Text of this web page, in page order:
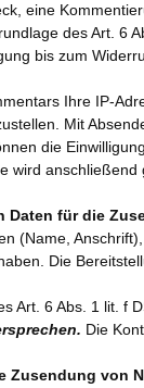
eine
des Art. 6
bis zum
Ihre IP-
Mit
die
wird anschließend
Daten für die
(Name,
Die
Art. 6 Abs. 1 lit. f
Die
Zusendung von